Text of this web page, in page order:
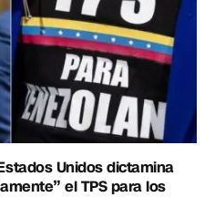
Unidos dictamina
el TPS para los